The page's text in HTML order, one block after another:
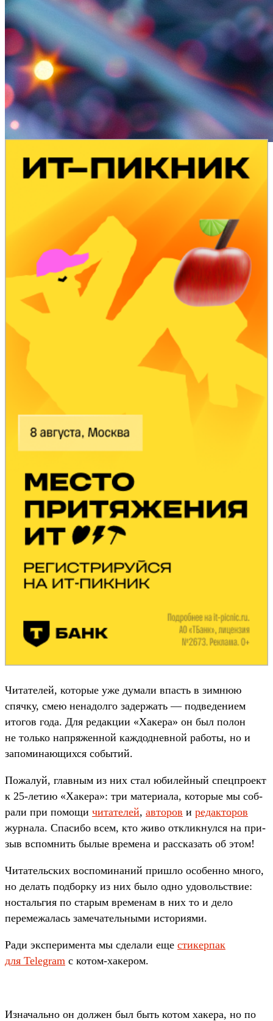
Чи­тате­лей, которые уже думали впасть в зим­нюю
спяч­ку, смею ненадол­го задер­жать — под­ведени­ем
ито­гов года. Для редак­ции «Хакера» он был полон
не толь­ко нап­ряжен­ной каж­доднев­ной работы, но и
запоми­нающих­ся событий.
По­жалуй, глав­ным из них стал юби­лей­ный спец­про­ект
к 25-летию «Хакера»: три матери­ала, которые мы соб­
рали при помощи чи­тате­лей, ав­торов и ре­дак­торов
жур­нала. Спа­сибо всем, кто живо отклик­нулся на при­
зыв вспом­нить былые вре­мена и рас­ска­зать об этом!
Чи­татель­ских вос­помина­ний приш­ло осо­бен­но мно­го,
но делать под­борку из них было одно удо­воль­ствие:
нос­таль­гия по ста­рым вре­менам в них то и дело
переме­жалась замеча­тель­ными исто­риями.
Ра­ди экспе­римен­та мы сде­лали еще сти­кер­пак
для Telegram с котом‑хакером.
Из­началь­но он дол­жен был быть котом хакера, но по